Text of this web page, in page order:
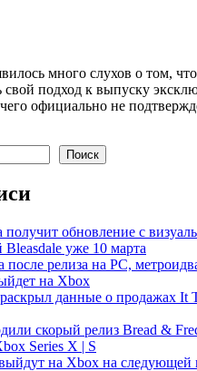
много слухов о том,
свой подход к выпуску
официально не
Поиск
получит обновление с
Bleasdale уже 10 марта
после релиза на PC,
на Xbox
данные о продажах It
скорый релиз Bread &
Series X | S
на Xbox на следующей